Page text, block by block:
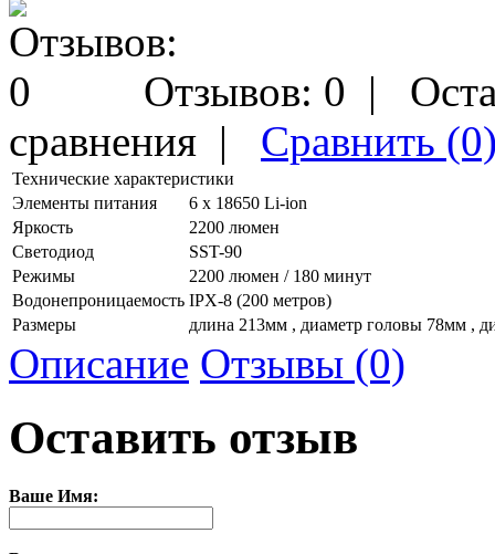
Отзывов: 0 |
сравнения | Сравнить
Технические характеристики
Элементы питания
6 х 18650 Li-ion
Яркость
2200 люмен
Светодиод
SST-90
Режимы
2200 люмен / 180 минут
Водонепроницаемость IPX-8 (200 метров)
Размеры
длина 213мм , диаметр головы 78мм ,
Описание Отзывы (0)
Оставить отзыв
Ваше Имя: